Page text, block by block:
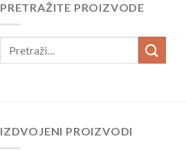
PRETRAŽITE PROIZVODE
IZDVOJENI PROIZVODI